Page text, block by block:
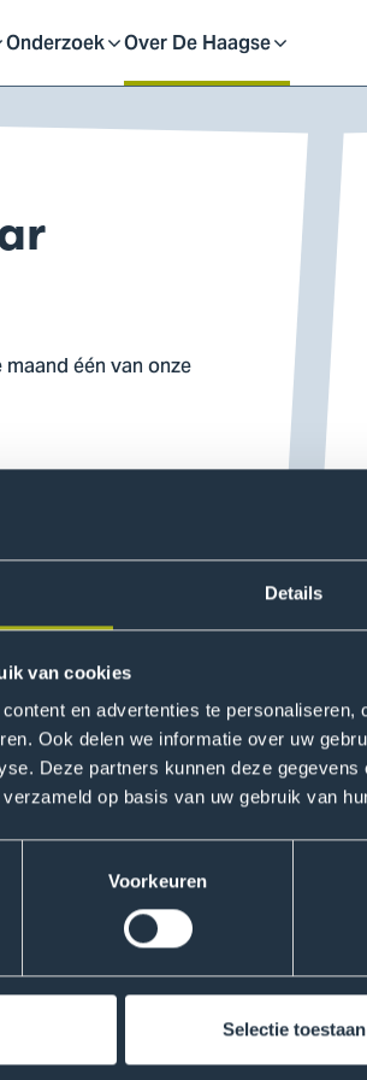
Details
van cookies
en advertenties te
Ook delen we informatie over uw
Deze partners kunnen deze
op basis van uw gebruik van
Voorkeuren
Selectie toestaan
Onderzoek
Open
sluit
Over De Haagse
Open
één van onze
we bijMission Zero iedere maand
laatste inzichten, laten zien wat
aan de hand van een aantal
nemen we je mee in de
een circulaire economie. Hoe
rol spelen Fashion retailer naar meer
Ronald van der Kemp deze maand
om kennis te